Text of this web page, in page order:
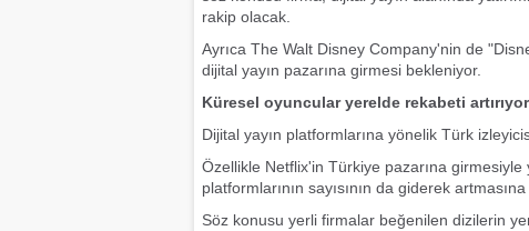
rakip olacak.
Ayrıca The Walt Disney Company'nin de
dijital yayın pazarına girmesi bekleniyor.
Küresel oyuncular yerelde rekabeti artırıyor
Dijital yayın platformlarına yönelik Türk
Özellikle Netflix'in Türkiye pazarına
platformlarının sayısının da giderek artmasına
Söz konusu yerli firmalar beğenilen dizilerin